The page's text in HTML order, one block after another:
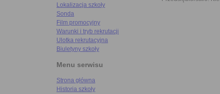
Lokalizacja szkoły
Sonda
Film promocyjny
Warunki i tryb rekrutacji
Ulotka rekrutacyjna
Biuletyny szkoły
Menu serwisu
Strona główna
Historia szkoły